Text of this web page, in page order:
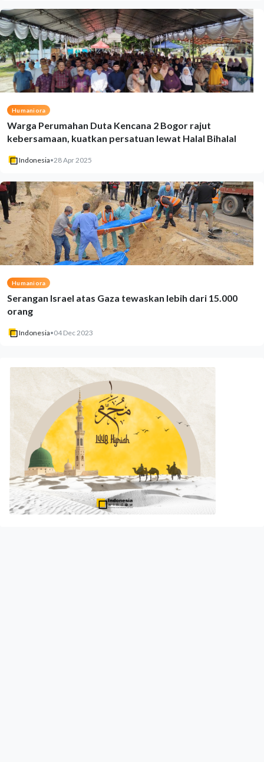
Humaniora
Warga Perumahan Duta Kencana 2 Bogor rajut
kebersamaan, kuatkan persatuan lewat Halal Bihalal
Indonesia•28 Apr 2025
Humaniora
Serangan Israel atas Gaza tewaskan lebih dari 15.000
orang
Indonesia•04 Dec 2023